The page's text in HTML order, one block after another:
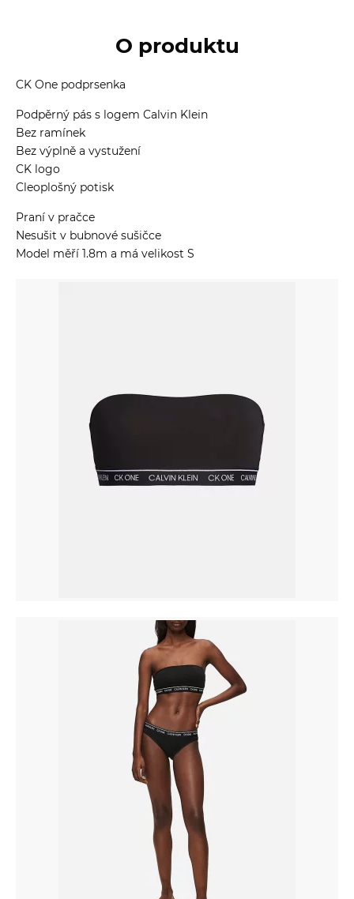
O produktu
CK One podprsenka
Podpěrný pás s logem Calvin Klein
Bez ramínek
Bez výplně a vystužení
CK logo
Cleoplošný potisk
Praní v pračce
Nesušit v bubnové sušičce
Model měří 1.8m a má velikost S